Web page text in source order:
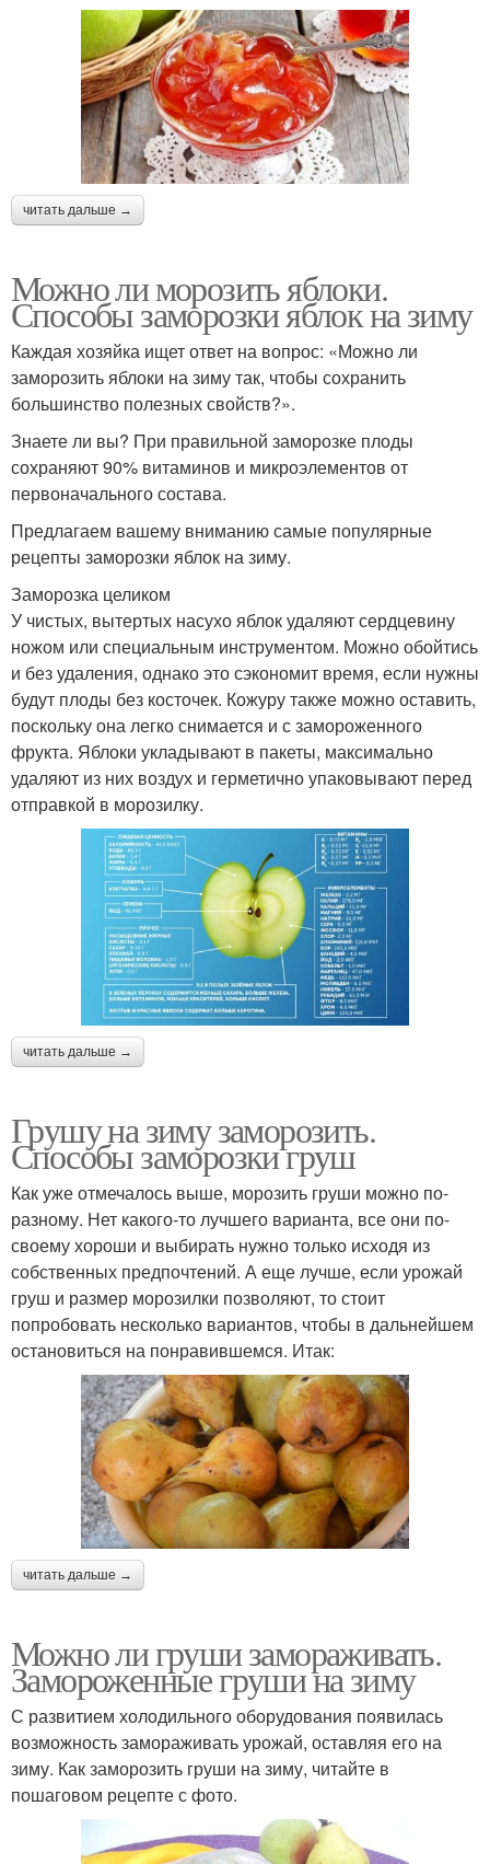
читать дальше →
Можно ли морозить яблоки.
Способы заморозки яблок на зиму
Каждая хозяйка ищет ответ на вопрос: «Можно ли
заморозить яблоки на зиму так, чтобы сохранить
большинство полезных свойств?».
Знаете ли вы? При правильной заморозке плоды
сохраняют 90% витаминов и микроэлементов от
первоначального состава.
Предлагаем вашему вниманию самые популярные
рецепты заморозки яблок на зиму.
Заморозка целиком
У чистых, вытертых насухо яблок удаляют сердцевину
ножом или специальным инструментом. Можно обойтись
и без удаления, однако это сэкономит время, если нужны
будут плоды без косточек. Кожуру также можно оставить,
поскольку она легко снимается и с замороженного
фрукта. Яблоки укладывают в пакеты, максимально
удаляют из них воздух и герметично упаковывают перед
отправкой в морозилку.
читать дальше →
Грушу на зиму заморозить.
Способы заморозки груш
Как уже отмечалось выше, морозить груши можно по-
разному. Нет какого-то лучшего варианта, все они по-
своему хороши и выбирать нужно только исходя из
собственных предпочтений. А еще лучше, если урожай
груш и размер морозилки позволяют, то стоит
попробовать несколько вариантов, чтобы в дальнейшем
остановиться на понравившемся. Итак:
читать дальше →
Можно ли груши замораживать.
Замороженные груши на зиму
С развитием холодильного оборудования появилась
возможность замораживать урожай, оставляя его на
зиму. Как заморозить груши на зиму, читайте в
пошаговом рецепте с фото.